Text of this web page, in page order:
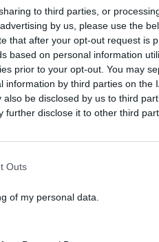
to third parties, or
by us, please use the
that after your opt-out request is
based on personal information
prior to your opt-out. You may
by third parties on the
be disclosed by us to third
further disclose it to other third
Outs
of my personal data.